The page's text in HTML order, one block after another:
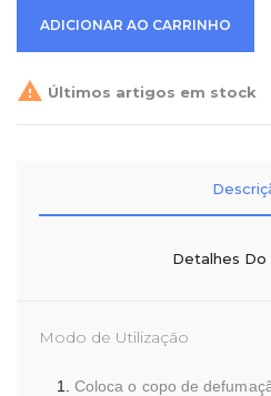
ADICIONAR AO CARRINHO
 Últimos artigos em stock
Detalhes
Modo de Utilização
Coloca o copo de